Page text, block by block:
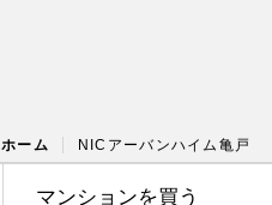
ホーム NICアーバンハイム亀戸
マンションを買う